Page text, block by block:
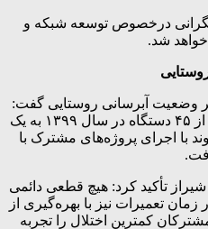
نگرانی درخصوص توسعه شبکه و
شد.
وضعیت آبرسانی روستایی گفت:
تعداد تانکرهای آبرسانی روستایی از ۴۵ دستگاه در سال ۱۳۹۹ به یک
با اجرای پروژه‌های مشترک با
تأکید کرد: هیچ قطعی دائمی
تعمیرات نیز با بهره‌گیری از
کمترین اختلال را تجربه